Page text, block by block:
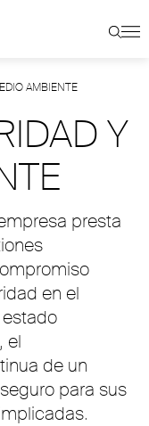
AMBIENTE
Y
presta
en el
el
de un
para sus